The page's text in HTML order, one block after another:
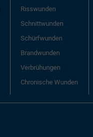
Risswunden
Schnittwunden
Schürfwunden
Brandwunden
Verbrühungen
Chronische Wunden